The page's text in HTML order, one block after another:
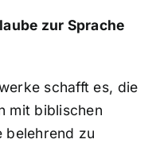
zur Sprache
schafft es, die
mit biblischen
belehrend zu